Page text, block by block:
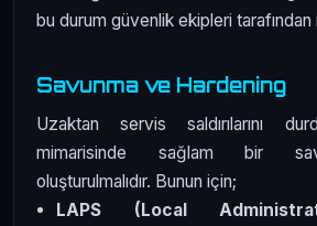
bu durum güvenlik ekipleri tarafından
Savunma ve Hardening
Uzaktan servis saldırılarını
mimarisinde sağlam bir
oluşturulmalıdır. Bunun için;
LAPS (Local